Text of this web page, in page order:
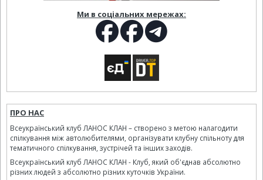
Ми в соціальних мережах:
ПРО НАС
Всеукраїнський клуб ЛАНОС КЛАН – створено з метою налагодити
спілкування між автолюбителями, організувати клубну спільноту для
тематичного спілкування, зустрічей та інших заходів.
Всеукраїнський клуб ЛАНОС КЛАН - Клуб, який об'єднав абсолютно
різних людей з абсолютно різних куточків України.